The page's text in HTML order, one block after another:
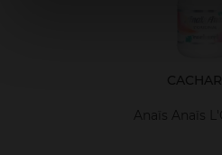
Anaïs Anaïs